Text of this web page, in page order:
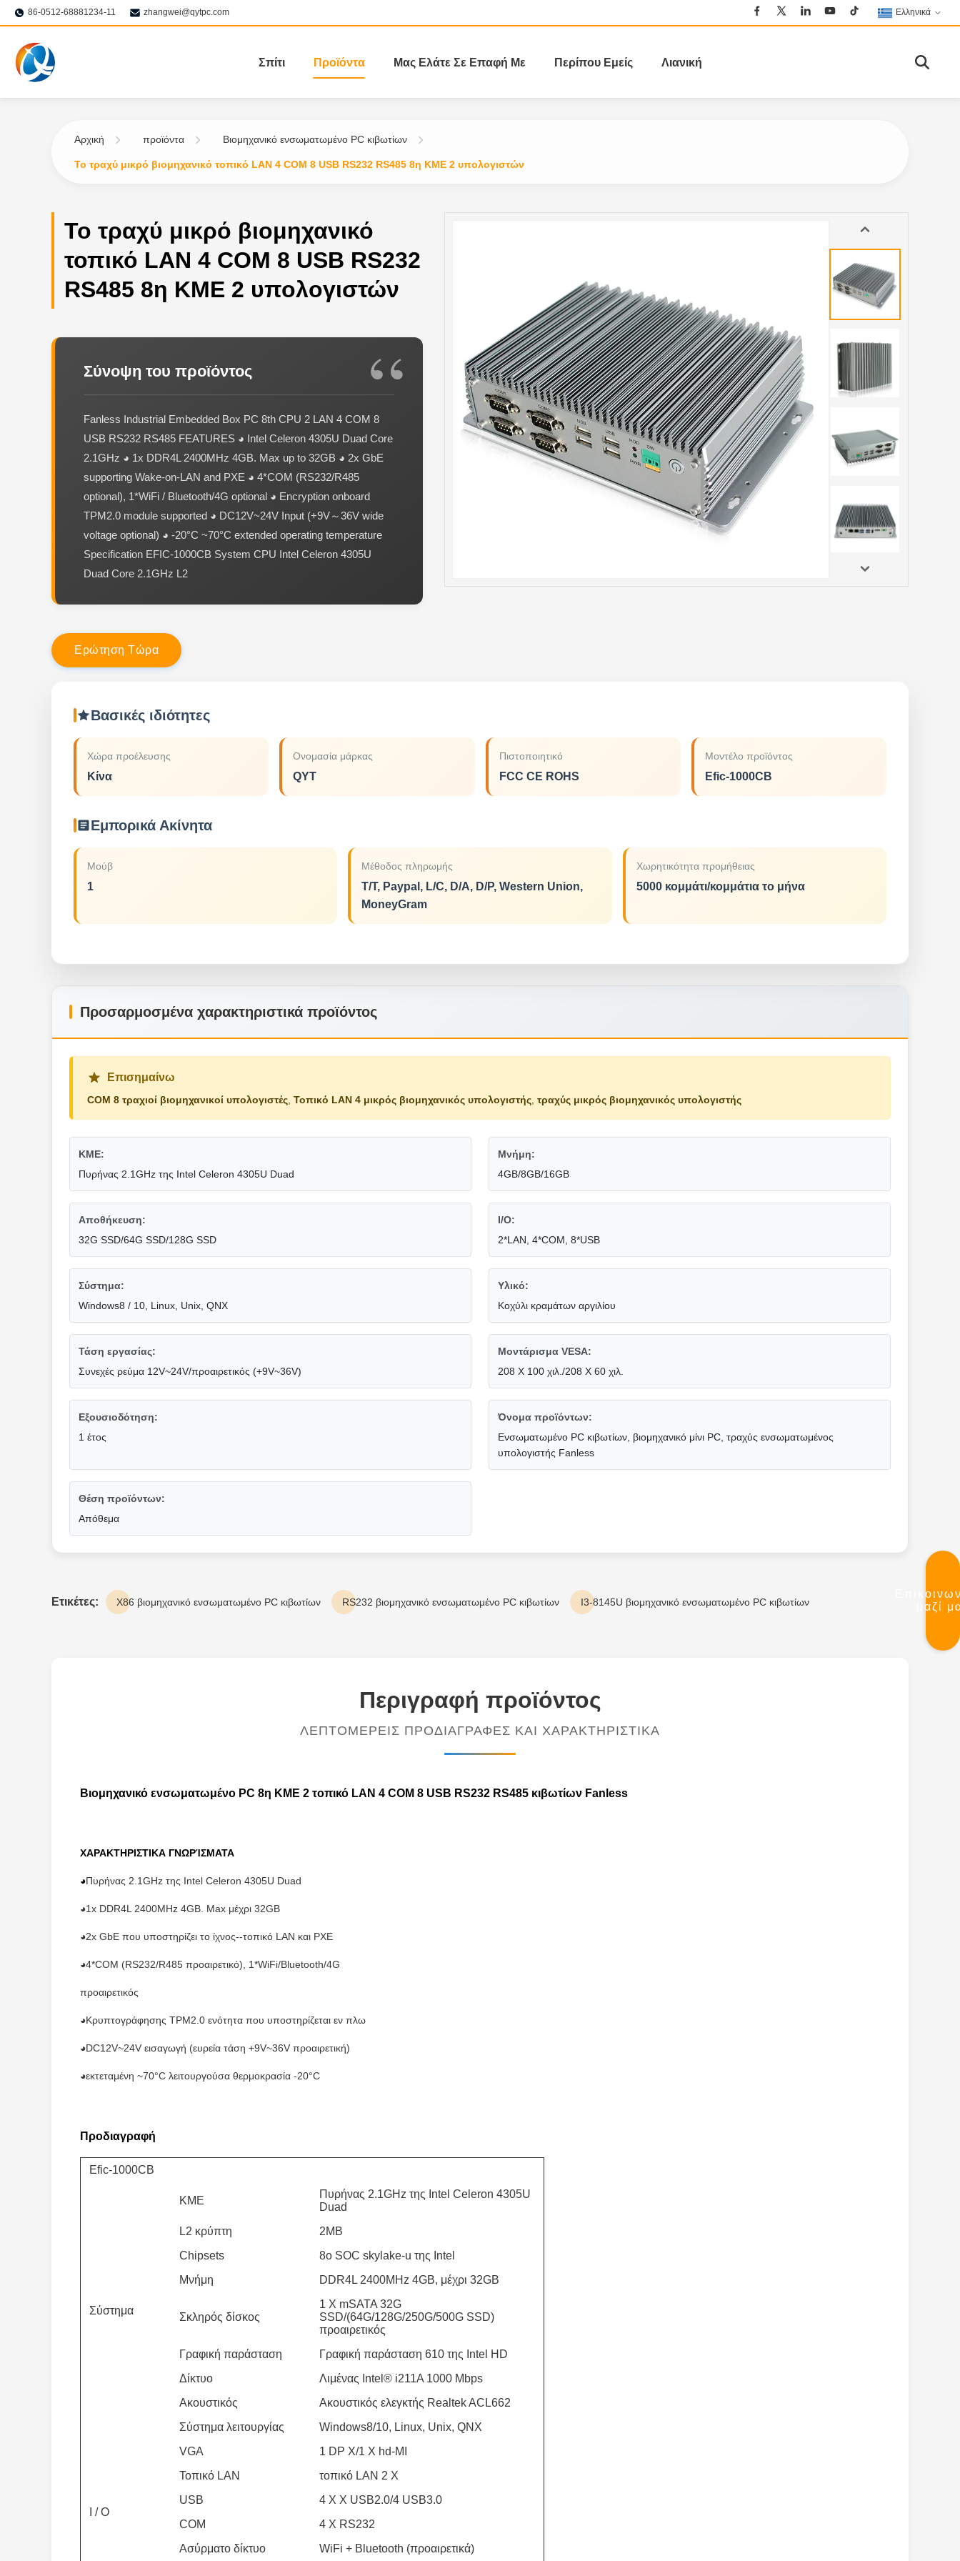
86-0512-68881234-11 zhangwei@qytpc.com Ελληνικά
Σπίτι Προϊόντα Μας Ελάτε Σε Επαφή Με Περίπου Εμείς Λιανική
μαζί
Αρχική προϊόντα Βιομηχανικό ενσωματωμένο PC κιβωτίων
Το τραχύ μικρό βιομηχανικό τοπικό LAN 4 COM 8 USB RS232 RS485 8η ΚΜΕ 2 υπολογιστών
Το τραχύ μικρό βιομηχανικό
τοπικό LAN 4 COM 8 USB RS232
RS485 8η ΚΜΕ 2 υπολογιστών
Σύνοψη του προϊόντος
Fanless Industrial Embedded Box PC 8th CPU 2 LAN 4 COM 8
USB RS232 RS485 FEATURES ◕ Intel Celeron 4305U Duad Core
2.1GHz ◕ 1x DDR4L 2400MHz 4GB. Max up to 32GB ◕ 2x GbE
supporting Wake-on-LAN and PXE ◕ 4*COM (RS232/R485
optional), 1*WiFi / Bluetooth/4G optional ◕ Encryption onboard
TPM2.0 module supported ◕ DC12V~24V Input (+9V～36V wide
voltage optional) ◕ -20°C ~70°C extended operating temperature
Specification EFIC-1000CB System CPU Intel Celeron 4305U
Duad Core 2.1GHz L2
Ερώτηση Τώρα
Βασικές ιδιότητες
Χώρα προέλευσης
Κίνα
Ονομασία μάρκας
QYT
Πιστοποιητικό
FCC CE ROHS
Μοντέλο προϊόντος
Efic-1000CB
Εμπορικά Ακίνητα
Μούβ
1
Μέθοδος πληρωμής
T/T, Paypal, L/C, D/A, D/P, Western Union,
MoneyGram
Χωρητικότητα προμήθειας
5000 κομμάτι/κομμάτια το μήνα
Προσαρμοσμένα χαρακτηριστικά προϊόντος
Επισημαίνω
COM 8 τραχιοί βιομηχανικοί υπολογιστές, Τοπικό LAN 4 μικρός βιομηχανικός υπολογιστής, τραχύς μικρός βιομηχανικός υπολογιστής
ΚΜΕ:
Πυρήνας 2.1GHz της Intel Celeron 4305U Duad
Μνήμη:
4GB/8GB/16GB
Αποθήκευση:
32G SSD/64G SSD/128G SSD
I/O:
2*LAN, 4*COM, 8*USB
Σύστημα:
Windows8 / 10, Linux, Unix, QNX
Υλικό:
Κοχύλι κραμάτων αργιλίου
Τάση εργασίας:
Συνεχές ρεύμα 12V~24V/προαιρετικός (+9V~36V)
Μοντάρισμα VESA:
208 X 100 χιλ./208 X 60 χιλ.
Εξουσιοδότηση:
1 έτος
Όνομα προϊόντων:
Ενσωματωμένο PC κιβωτίων, βιομηχανικό μίνι PC, τραχύς ενσωματωμένος
υπολογιστής Fanless
Θέση προϊόντων:
Απόθεμα
Ετικέτες: X86 βιομηχανικό ενσωματωμένο PC κιβωτίων RS232 βιομηχανικό ενσωματωμένο PC κιβωτίων I3-8145U βιομηχανικό ενσωματωμένο PC κιβωτίων
Περιγραφή προϊόντος
ΛΕΠΤΟΜΕΡΕΊΣ ΠΡΟΔΙΑΓΡΑΦΈΣ ΚΑΙ ΧΑΡΑΚΤΗΡΙΣΤΙΚΆ
Βιομηχανικό ενσωματωμένο PC 8η ΚΜΕ 2 τοπικό LAN 4 COM 8 USB RS232 RS485 κιβωτίων Fanless
ΧΑΡΑΚΤΗΡΙΣΤΙΚΑ ΓΝΩΡΊΣΜΑΤΑ
◕Πυρήνας 2.1GHz της Intel Celeron 4305U Duad
◕1x DDR4L 2400MHz 4GB. Max μέχρι 32GB
◕2x GbE που υποστηρίζει το ίχνος--τοπικό LAN και PXE
◕4*COM (RS232/R485 προαιρετικό), 1*WiFi/Bluetooth/4G
προαιρετικός
◕Κρυπτογράφησης TPM2.0 ενότητα που υποστηρίζεται εν πλω
◕DC12V~24V εισαγωγή (ευρεία τάση +9V~36V προαιρετική)
◕εκτεταμένη ~70°C λειτουργούσα θερμοκρασία -20°C
Προδιαγραφή
Efic-1000CB
Σύστημα
ΚΜΕ
Πυρήνας 2.1GHz της Intel Celeron 4305U
Duad
L2 κρύπτη
2MB
Chipsets
8ο SOC skylake-u της Intel
Μνήμη
DDR4L 2400MHz 4GB, μέχρι 32GB
Σκληρός δίσκος
1 Χ mSATA 32G
SSD/(64G/128G/250G/500G SSD)
προαιρετικός
Γραφική παράσταση
Γραφική παράσταση 610 της Intel HD
Δίκτυο
Λιμένας Intel® i211A 1000 Mbps
Ακουστικός
Ακουστικός ελεγκτής Realtek ACL662
Σύστημα λειτουργίας
Windows8/10, Linux, Unix, QNX
I / Ο
VGA
1 DP Χ/1 X hd-MI
Τοπικό LAN
τοπικό LAN 2 Χ
USB
4 Χ Χ USB2.0/4 USB3.0
COM
4 Χ RS232
Ασύρματο δίκτυο
WiFi + Bluetooth (προαιρετικά)